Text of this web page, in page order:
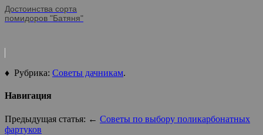
Достоинства сорта
помидоров "Батяня"
♦ Рубрика: Советы дачникам.
Навигация
Предыдущая статья: ← Советы по выбору поликарбонатных
фартуков